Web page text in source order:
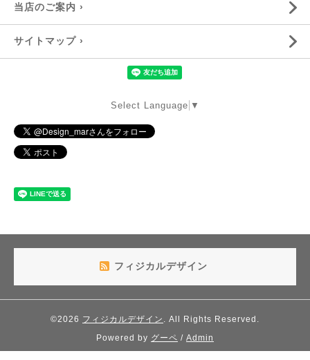
当店のご案内 ›
サイトマップ ›
Select Language ▼
フィジカルデザイン
©2026 フィジカルデザイン . All Rights Reserved.
Powered by グーペ / Admin